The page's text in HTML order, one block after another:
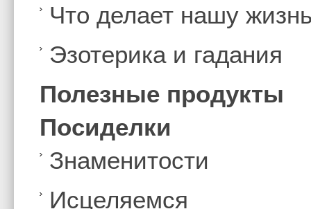
Что делает нашу
Эзотерика и гадания
Полезные продукты
Посиделки
Знаменитости
Иcцеляемся